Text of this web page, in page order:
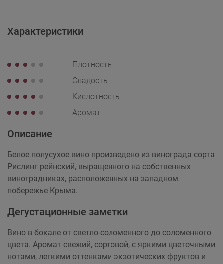
Характеристики
Плотность
Сладость
Кислотность
Аромат
Описание
Белое полусухое вино произведено из винограда сорта
Рислинг рейнский, выращенного на собственных
виноградниках, расположенных на западном
побережье Крыма.
Дегустационные заметки
Вино в бокале от светло-соломенного до соломенного
цвета. Аромат свежий, сортовой, с яркими цветочными
нотами, легкими оттенками экзотических фруктов и